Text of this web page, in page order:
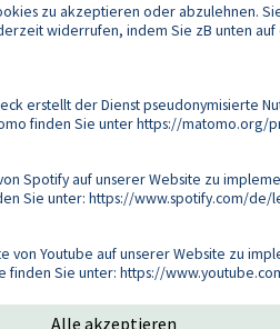
zu akzeptieren oder
widerrufen, indem Sie zB unten
erstellt der Dienst pseudonymisierte
finden Sie unterhttps://matomo.org/
Spotify auf unserer Website zu
Sie unter: https://www.spotify.com/de/
von Youtube auf unserer Website zu
finden Sie unter: https://
Alle akzeptieren
on:
Copyright 2026